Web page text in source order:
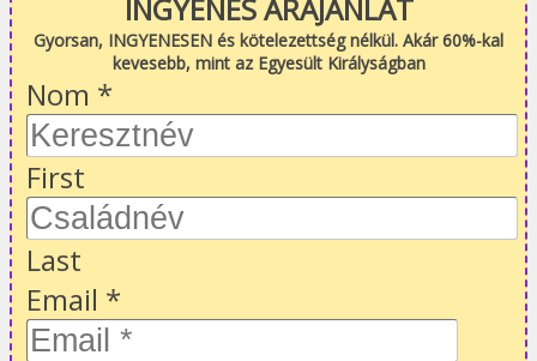
INGYENES ÁRAJÁNLAT
Gyorsan, INGYENESEN és kötelezettség nélkül. Akár 60%-kal
kevesebb, mint az Egyesült Királyságban
Nom *
First
Last
Email *